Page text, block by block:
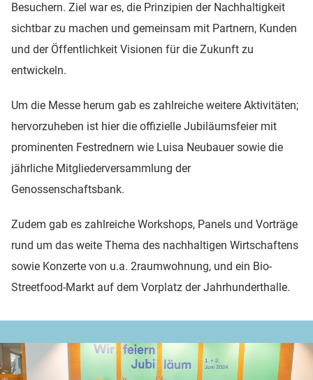
Besuchern. Ziel war es, die Prinzipien der Nachhaltigkeit
sichtbar zu machen und gemeinsam mit Partnern, Kunden
und der Öffentlichkeit Visionen für die Zukunft zu
entwickeln.
Um die Messe herum gab es zahlreiche weitere Aktivitäten;
hervorzuheben ist hier die offizielle Jubiläumsfeier mit
prominenten Festrednern wie Luisa Neubauer sowie die
jährliche Mitgliederversammlung der
Genossenschaftsbank.
Zudem gab es zahlreiche Workshops, Panels und Vorträge
rund um das weite Thema des nachhaltigen Wirtschaftens
sowie Konzerte von u.a. 2raumwohnung, und ein Bio-
Streetfood-Markt auf dem Vorplatz der Jahrhunderthalle.